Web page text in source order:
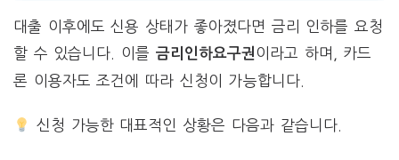
대출 이후에도 신용 상태가 좋아졌다면 금리 인하를 요청
할 수 있습니다. 이를 금리인하요구권이라고 하며, 카드
론 이용자도 조건에 따라 신청이 가능합니다.
신청 가능한 대표적인 상황은 다음과 같습니다.